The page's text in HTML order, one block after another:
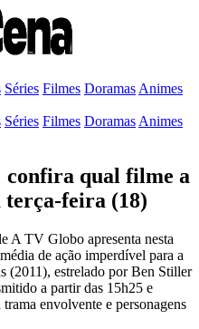
Séries Filmes Doramas Animes
Séries Filmes Doramas Animes
confira qual filme a
terça-feira (18)
A TV Globo apresenta nesta
de ação imperdível para a
(2011), estrelado por Ben Stiller
a partir das 15h25 e
envolvente e personagens